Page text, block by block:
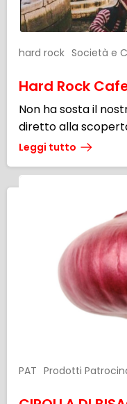
hard rock Società e
Hard Rock
Non ha sosta il
diretto alla
Leggi tutto
PAT Prodotti